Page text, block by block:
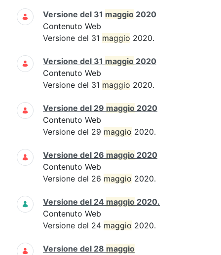
Versione del 31 maggio 2020
Contenuto Web
Versione del 31 maggio 2020.
Versione del 31 maggio 2020
Contenuto Web
Versione del 31 maggio 2020.
Versione del 29 maggio 2020
Contenuto Web
Versione del 29 maggio 2020.
Versione del 26 maggio 2020
Contenuto Web
Versione del 26 maggio 2020.
Versione del 24 maggio 2020.
Contenuto Web
Versione del 24 maggio 2020.
Versione del 28 maggio